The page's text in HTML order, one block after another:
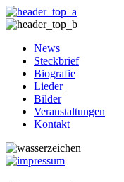
News
Steckbrief
Biografie
Lieder
Bilder
Veranstaltungen
Kontakt